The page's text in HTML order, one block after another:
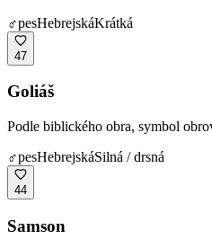
♂pesHebrejskáKrátká
47
Goliáš
Podle biblického obra, symbol
♂pesHebrejskáSilná / drsná
44
Samson